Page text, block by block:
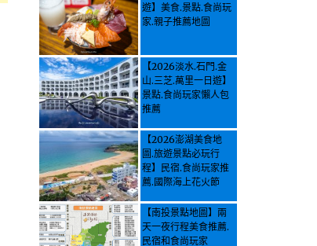
遊】美食.景點.食尚玩
家.親子推薦地圖
【2026淡水.石門.金
山.三芝.萬里一日遊】
景點.食尚玩家懶人包
推薦
【2026澎湖美食地
圖.旅遊景點必玩行
程】民宿.食尚玩家推
薦.國際海上花火節
【南投景點地圖】兩
天一夜行程美食推薦.
民宿和食尚玩家